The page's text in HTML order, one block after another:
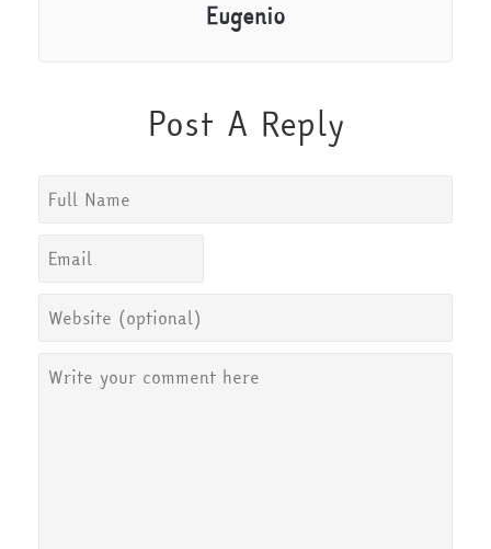
Eugenio
Post A Reply